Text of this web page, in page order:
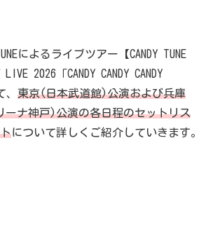
によるライブツアー【CANDY TUNE
2026「CANDY CANDY CANDY
、 東京(日本武道館)公演および兵庫
ーナ神戸)公演の各日程のセットリス
について詳しくご紹介していきます。